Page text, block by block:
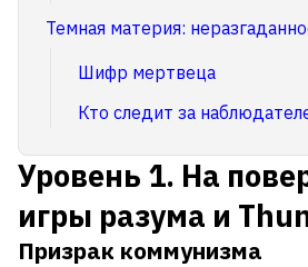
Темная материя:
Шифр мертвеца
Кто следит за
Уровень 1. На
игры разума и
Призрак коммунизма